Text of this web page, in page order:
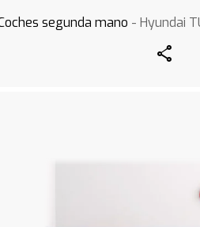
segunda mano - Hyundai
Share